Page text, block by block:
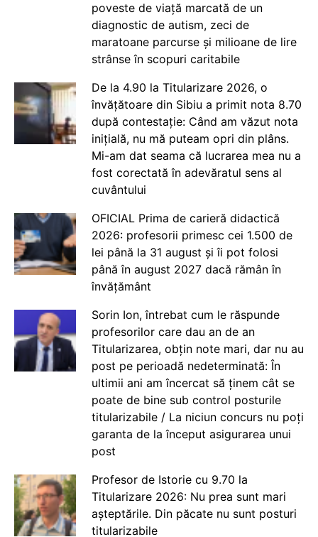
poveste de viață marcată de un
diagnostic de autism, zeci de
maratoane parcurse și milioane de lire
strânse în scopuri caritabile
De la 4.90 la Titularizare 2026, o
învățătoare din Sibiu a primit nota 8.70
după contestație: Când am văzut nota
inițială, nu mă puteam opri din plâns.
Mi-am dat seama că lucrarea mea nu a
fost corectată în adevăratul sens al
cuvântului
OFICIAL Prima de carieră didactică
2026: profesorii primesc cei 1.500 de
lei până la 31 august și îi pot folosi
până în august 2027 dacă rămân în
învățământ
Sorin Ion, întrebat cum le răspunde
profesorilor care dau an de an
Titularizarea, obțin note mari, dar nu au
post pe perioadă nedeterminată: În
ultimii ani am încercat să ținem cât se
poate de bine sub control posturile
titularizabile / La niciun concurs nu poți
garanta de la început asigurarea unui
post
Profesor de Istorie cu 9.70 la
Titularizare 2026: Nu prea sunt mari
așteptările. Din păcate nu sunt posturi
titularizabile